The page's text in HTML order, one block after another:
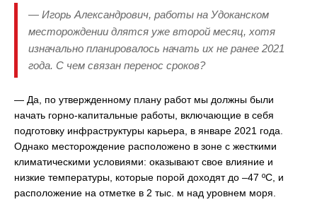
— Игорь Александрович, работы на Удоканском
месторождении длятся уже второй месяц, хотя
изначально планировалось начать их не ранее 2021
года. С чем связан перенос сроков?
— Да, по утвержденному плану работ мы должны были
начать горно-капитальные работы, включающие в себя
подготовку инфраструктуры карьера, в январе 2021 года.
Однако месторождение расположено в зоне с жесткими
климатическими условиями: оказывают свое влияние и
низкие температуры, которые порой доходят до –47 ºС, и
расположение на отметке в 2 тыс. м над уровнем моря.